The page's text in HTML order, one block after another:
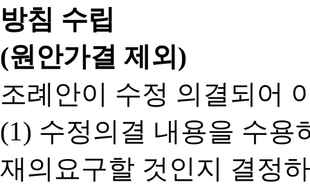
방침 수립
(원안가결 제외)
조례안이 수정 의결되어
(1) 수정의결 내용을 수용
재의요구할 것인지 결정